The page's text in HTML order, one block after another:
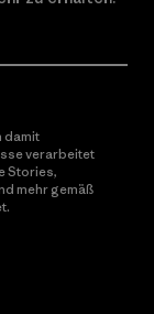
damit
verarbeitet
Stories,
mehr gemäß